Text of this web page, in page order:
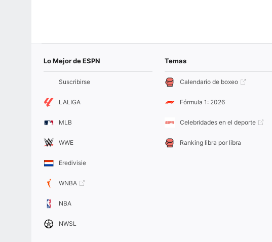
Lo Mejor de ESPN
Suscribirse
LALIGA
MLB
WWE
Eredivisie
WNBA
NBA
NWSL
Temas
Calendario de boxeo
Fórmula 1: 2026
Celebridades en el deporte
Ranking libra por libra